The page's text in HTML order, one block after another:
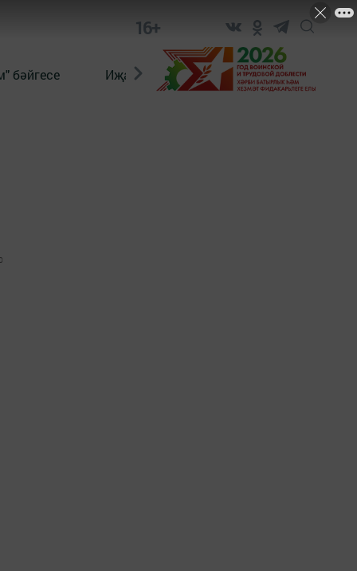
16+
бәйгесе Иҗат Реклама Онлайн